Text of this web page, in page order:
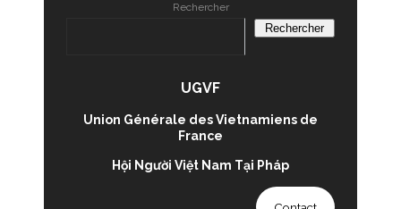
Rechercher
Rechercher
UGVF
Union Générale des Vietnamiens de
France
Hội Người Việt Nam Tại Pháp